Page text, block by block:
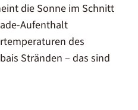
die Sonne im Schnitt
Aufenthalt
des
Stränden – das sind